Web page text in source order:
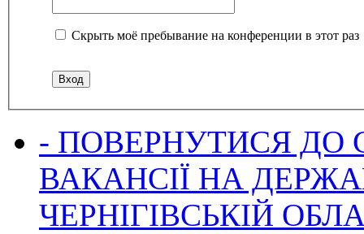
Скрыть моё пребывание на конференции в этот раз
- ПОВЕРНУТИСЯ ДО
ВАКАНСІЇ НА
ЧЕРНІГІВСЬКІЙ